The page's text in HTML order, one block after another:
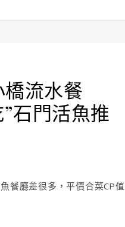
流水餐
石門活魚推
餐廳差很多，平價合菜CP值